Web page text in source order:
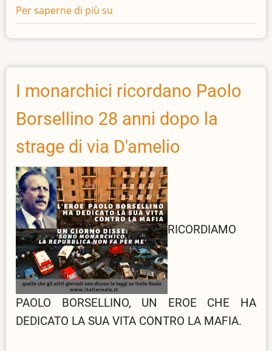
Per saperne di più su
anniversario
dello
Albertino
I monarchici ricordano Paolo
Borsellino 28 anni dopo la
strage di via D'amelio
RICORDIAMO
PAOLO BORSELLINO, UN EROE CHE HA
DEDICATO LA SUA VITA CONTRO LA MAFIA.